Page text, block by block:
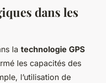
dans les
la technologie GPS
les capacités des
l’utilisation de